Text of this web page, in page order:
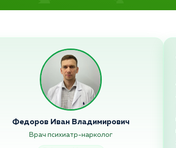
Федоров Иван Владимирович
Врач психиатр-нарколог